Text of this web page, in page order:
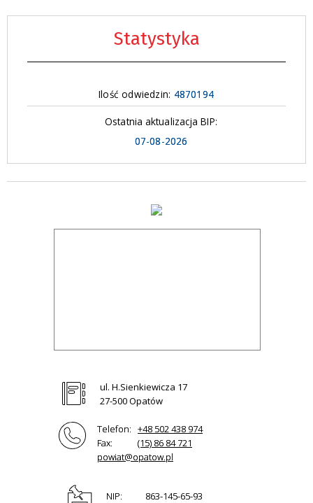
Statystyka
Ilość odwiedzin: 4870194
Ostatnia aktualizacja BIP:
07-08-2026
ul. H.Sienkiewicza 17
27-500 Opatów
Telefon: +48 502 438 974
Fax:
(15) 86 84 721
powiat@opatow.pl
NIP:
863-145-65-93